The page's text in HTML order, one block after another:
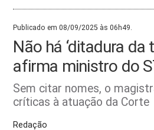
Publicado em 08/09/2025 às 06h49.
Não há ‘ditadura da
afirma ministro do
Sem citar nomes, o
críticas à atuação da Corte
Redação